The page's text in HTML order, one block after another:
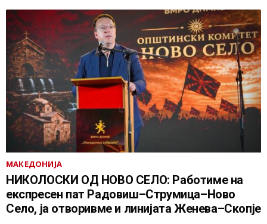
МАКЕДОНИЈА
НИКОЛОСКИ ОД НОВО СЕЛО: Работиме на
експресен пат Радовиш–Струмица–Ново
Село, ја отворивме и линијата Женева–Скопје